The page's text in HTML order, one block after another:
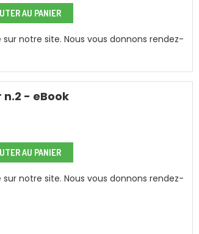
notre site. Nous vous donnons rendez-
AU PANIER
n.2 - eBook
notre site. Nous vous donnons rendez-
AU PANIER